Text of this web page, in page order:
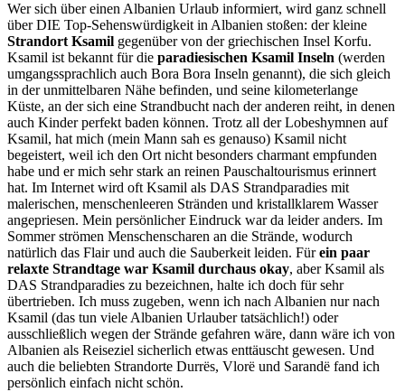
Wer sich über einen Albanien Urlaub informiert, wird ganz schnell
über DIE Top-Sehenswürdigkeit in Albanien stoßen: der kleine
Strandort Ksamil gegenüber von der griechischen Insel Korfu.
Ksamil ist bekannt für die paradiesischen Ksamil Inseln (werden
umgangssprachlich auch Bora Bora Inseln genannt), die sich gleich
in der unmittelbaren Nähe befinden, und seine kilometerlange
Küste, an der sich eine Strandbucht nach der anderen reiht, in denen
auch Kinder perfekt baden können. Trotz all der Lobeshymnen auf
Ksamil, hat mich (mein Mann sah es genauso) Ksamil nicht
begeistert, weil ich den Ort nicht besonders charmant empfunden
habe und er mich sehr stark an reinen Pauschaltourismus erinnert
hat. Im Internet wird oft Ksamil als DAS Strandparadies mit
malerischen, menschenleeren Stränden und kristallklarem Wasser
angepriesen. Mein persönlicher Eindruck war da leider anders. Im
Sommer strömen Menschenscharen an die Strände, wodurch
natürlich das Flair und auch die Sauberkeit leiden. Fürein paar
relaxte Strandtage war Ksamil durchaus okay, aber Ksamil als
DAS Strandparadies zu bezeichnen, halte ich doch für sehr
übertrieben. Ich muss zugeben, wenn ich nach Albanien nur nach
Ksamil (das tun viele Albanien Urlauber tatsächlich!) oder
ausschließlich wegen der Strände gefahren wäre, dann wäre ich von
Albanien als Reiseziel sicherlich etwas enttäuscht gewesen. Und
auch die beliebten Strandorte Durrës, Vlorë und Sarandë fand ich
persönlich einfach nicht schön.